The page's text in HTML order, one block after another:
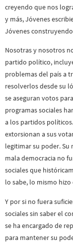
creyendo que nos
y más, Jóvenes
Jóvenes
Nosotras y nosotros
partido político,
problemas del país a
resolverlos desde su
se aseguran votos
programas sociales
a los partidos
extorsionan a sus
legitimar su poder. Su
mala democracia no
sociales que
lo sabe, lo mismo hizo
Y por si no fuera
sociales sin saber el
se ha encargado de
para mantener su